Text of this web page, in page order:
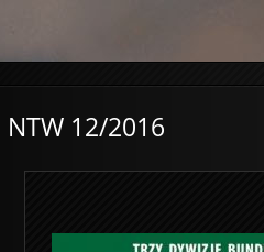
NTW 12/2016